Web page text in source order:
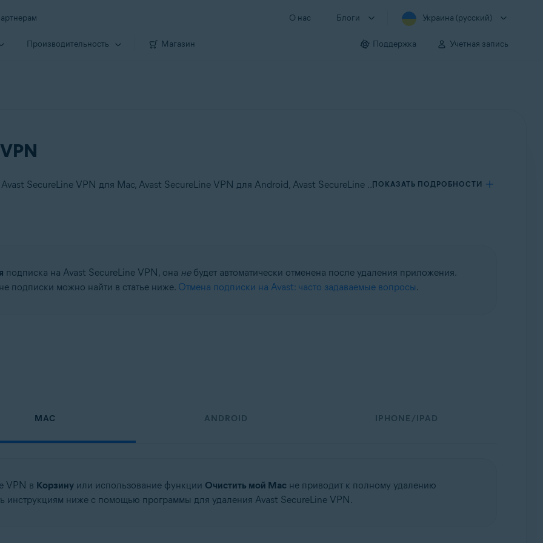
О нас Блоги Украина (русский)
Производи­тельность Магазин Поддержка Учетная запись
Применяется к Avast SecureLine VPN для Windows, Avast SecureLine VPN для Mac, Avast SecureLine VPN для Android, Avast SecureLine VPN для iOSПОКАЗАТЬ ПОДРОБНОСТИ
— 32- или 64-разрядная версия
версия
подписка на Avast SecureLine VPN, она небудет автоматически отменена после удаления приложения.
подписки можно найти в статье ниже. Отмена подписки на Avast: часто задаваемые вопросы.
MAC ANDROID IPHONE/IPAD
VPN в Корзинуили использование функции Очистить мой Macне приводит к полному удалению
инструкциям ниже с помощью программы для удаления Avast SecureLine VPN.